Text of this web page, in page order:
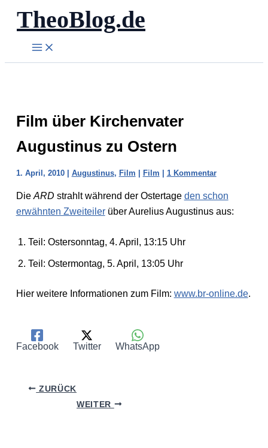
Zum
Inhalt
springen
TheoBlog.de
Film über Kirchenvater
Augustinus zu Ostern
1. April, 2010 | Augustinus, Film | Film | 1 Kommentar
Die ARD strahlt während der Ostertage den schon
erwähnten Zweiteilerüber Aurelius Augustinus aus:
Teil: Ostersonntag, 4. April, 13:15 Uhr
Teil: Ostermontag, 5. April, 13:05 Uhr
Hier weitere Informationen zum Film: www.br-online.de.
Facebook Twitter WhatsApp
ZURÜCK
WEITER